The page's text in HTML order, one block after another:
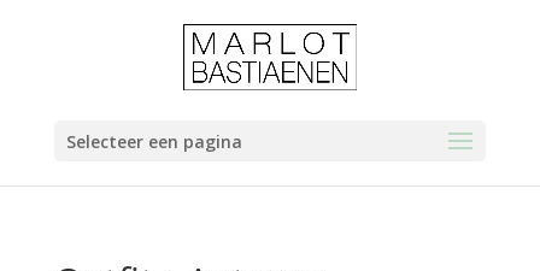
Selecteer een pagina